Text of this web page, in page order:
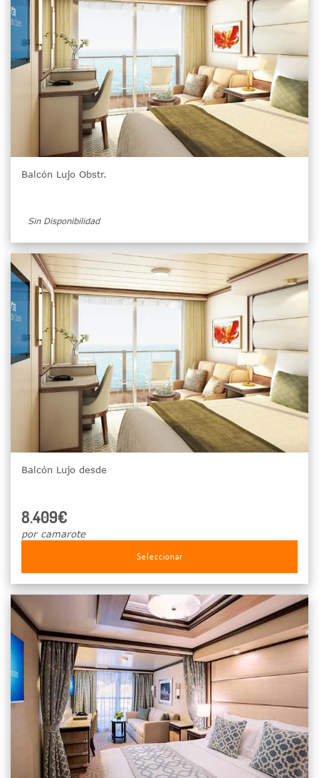
Balcón Lujo Obstr.
Sin Disponibilidad
Balcón Lujo desde
8.409€
por camarote
Seleccionar